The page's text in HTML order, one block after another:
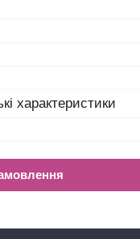
характеристики